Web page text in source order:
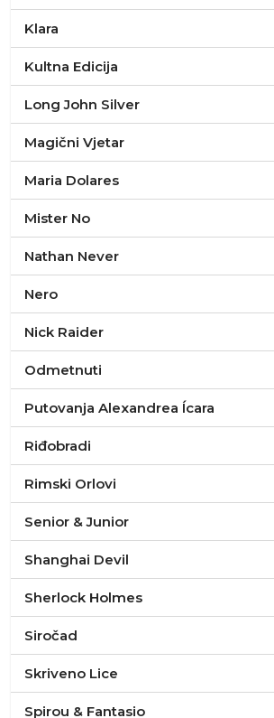
Klara
Kultna Edicija
Long John Silver
Magični Vjetar
Maria Dolares
Mister No
Nathan Never
Nero
Nick Raider
Odmetnuti
Putovanja Alexandrea Ícara
Riđobradi
Rimski Orlovi
Senior & Junior
Shanghai Devil
Sherlock Holmes
Siročad
Skriveno Lice
Spirou & Fantasio